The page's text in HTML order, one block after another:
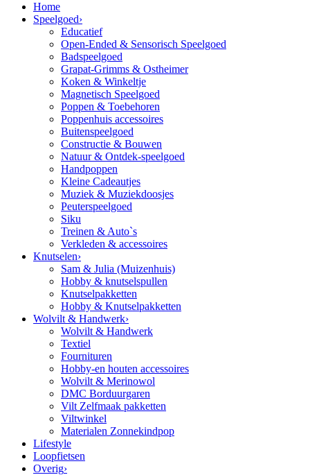
Home
Speelgoed›
Educatief
Open-Ended & Sensorisch Speelgoed
Badspeelgoed
Grapat-Grimms & Ostheimer
Koken & Winkeltje
Magnetisch Speelgoed
Poppen & Toebehoren
Poppenhuis accessoires
Buitenspeelgoed
Constructie & Bouwen
Natuur & Ontdek-speelgoed
Handpoppen
Kleine Cadeautjes
Muziek & Muziekdoosjes
Peuterspeelgoed
Siku
Treinen & Auto`s
Verkleden & accessoires
Knutselen›
Sam & Julia (Muizenhuis)
Hobby & knutselspullen
Knutselpakketten
Hobby & Knutselpakketten
Wolvilt & Handwerk›
Wolvilt & Handwerk
Textiel
Fournituren
Hobby-en houten accessoires
Wolvilt & Merinowol
DMC Borduurgaren
Vilt Zelfmaak pakketten
Viltwinkel
Materialen Zonnekindpop
Lifestyle
Loopfietsen
Overig›